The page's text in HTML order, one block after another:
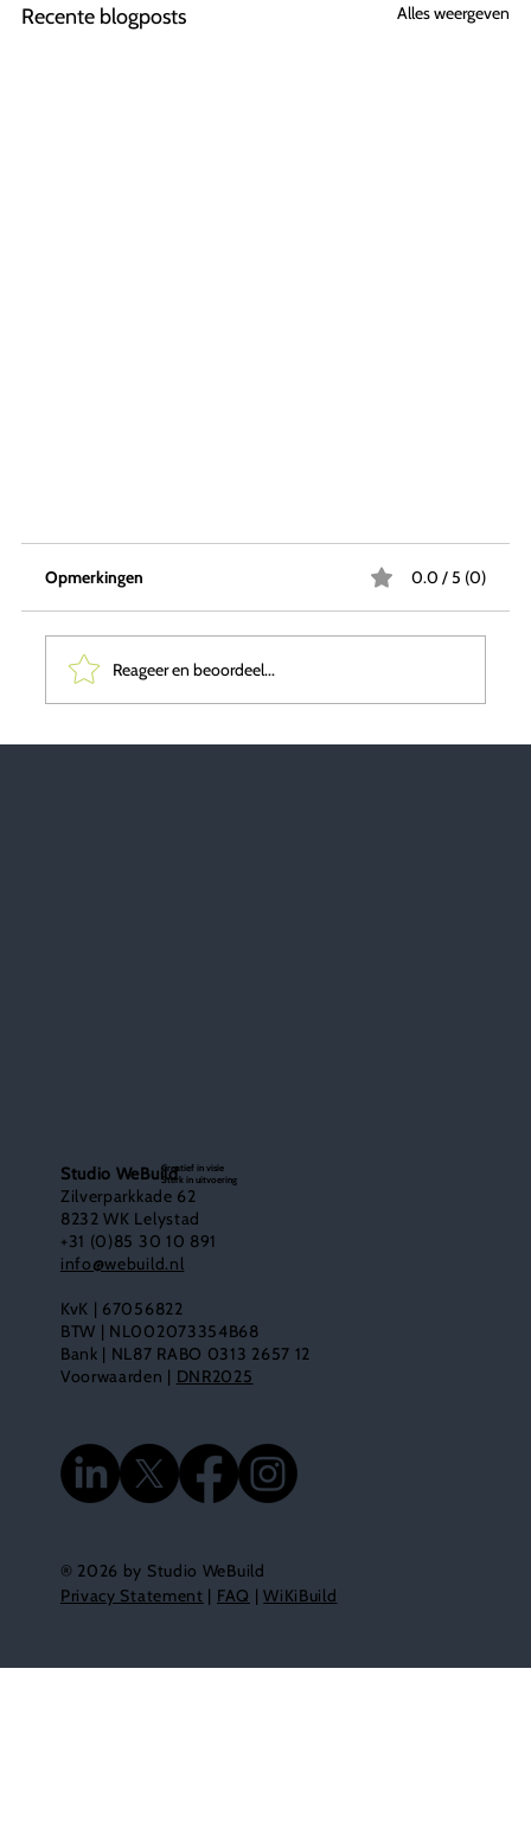
Recente blogposts Alles weergeven
Opmerkingen 0.0 / 5 (0)
Reageer en beoordeel...
Studio WeBuild
Zilverparkkade 62
8232 WK Lelystad
+31 (0)85 30 10 891
info@webuild.nl
KvK | 67056822
BTW | NL002073354B68
Bank | NL87 RABO 0313 2657 12
Voorwaarden | DNR2025
® 2026 by Studio WeBuild
Privacy Statement | FAQ |WiKiBuild
Creatief in visie
Sterk in uitvoering